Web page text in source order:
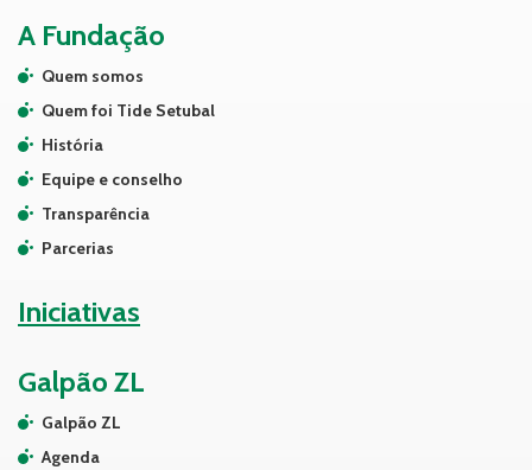
A Fundação
Quem somos
Quem foi Tide Setubal
História
Equipe e conselho
Transparência
Parcerias
Iniciativas
Galpão ZL
Galpão ZL
Agenda